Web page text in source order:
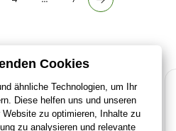
Belohnungen in
unserem